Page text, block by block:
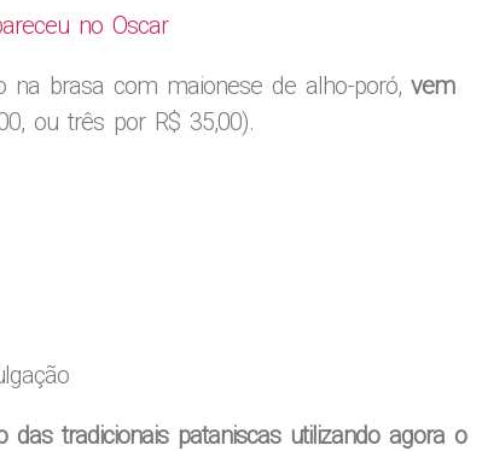
no Oscar
brasa com maionese de alho-poró, vem
ou três por R$ 35,00).
das tradicionais pataniscas utilizando agora o